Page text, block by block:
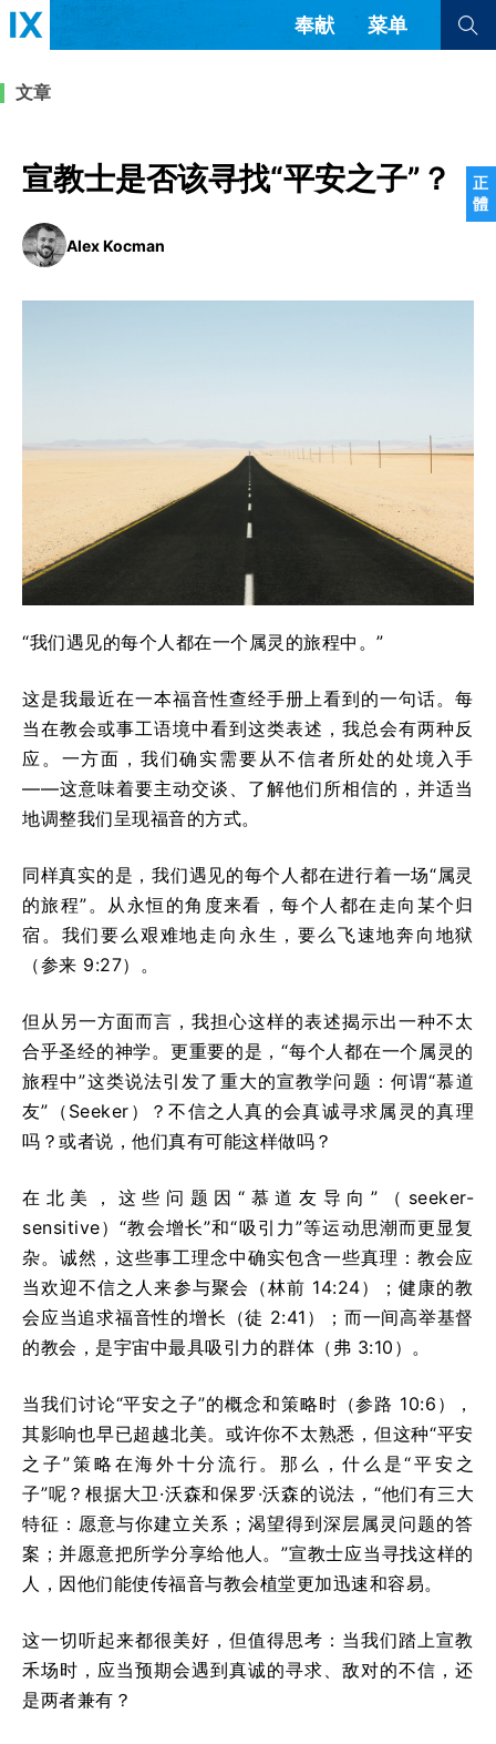
正
體
奉献 菜单
教会带领 解经式讲道与神学
查看全部
查看全部
越南语
德语
韩语
土耳其语
阿拉伯语
阿尔巴尼亚语
塞尔维亚语 柬埔寨语
文章
宣教士是否该寻找“平安之子”？
Alex Kocman
“我们遇见的每个人都在一个属灵的旅程中。”
这是我最近在一本福音性查经手册上看到的一句话。每
当在教会或事工语境中看到这类表述，我总会有两种反
应。一方面，我们确实需要从不信者所处的处境入手
——这意味着要主动交谈、了解他们所相信的，并适当
地调整我们呈现福音的方式。
同样真实的是，我们遇见的每个人都在进行着一场“属灵
的旅程”。从永恒的角度来看，每个人都在走向某个归
宿。我们要么艰难地走向永生，要么飞速地奔向地狱
（参来 9:27）。
但从另一方面而言，我担心这样的表述揭示出一种不太
合乎圣经的神学。更重要的是，“每个人都在一个属灵的
旅程中”这类说法引发了重大的宣教学问题：何谓“慕道
友”（Seeker）？不信之人真的会真诚寻求属灵的真理
吗？或者说，他们真有可能这样做吗？
在北美，这些问题因“慕道友导向”（seeker-
sensitive）“教会增长”和“吸引力”等运动思潮而更显复
杂。诚然，这些事工理念中确实包含一些真理：教会应
当欢迎不信之人来参与聚会（林前 14:24）；健康的教
会应当追求福音性的增长（徒 2:41）；而一间高举基督
的教会，是宇宙中最具吸引力的群体（弗 3:10）。
当我们讨论“平安之子”的概念和策略时（参路 10:6），
其影响也早已超越北美。或许你不太熟悉，但这种“平安
之子”策略在海外十分流行。那么，什么是“平安之
子”呢？根据大卫·沃森和保罗·沃森的说法，“他们有三大
特征：愿意与你建立关系；渴望得到深层属灵问题的答
案；并愿意把所学分享给他人。”宣教士应当寻找这样的
人，因他们能使传福音与教会植堂更加迅速和容易。
这一切听起来都很美好，但值得思考：当我们踏上宣教
禾场时，应当预期会遇到真诚的寻求、敌对的不信，还
是两者兼有？